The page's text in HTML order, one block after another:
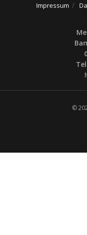
Impressum
©